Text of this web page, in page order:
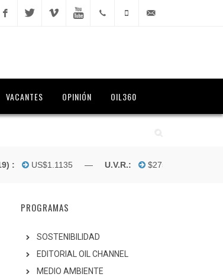
VACANTES OPINIÓN OIL360
US$1.1135 —U.V.R.: $275.7147 —
PROGRAMAS
SOSTENIBILIDAD
EDITORIAL OIL CHANNEL
MEDIO AMBIENTE